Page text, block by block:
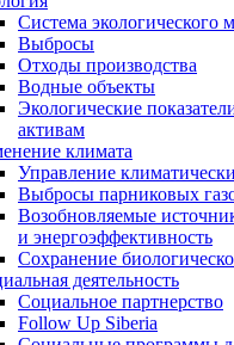
Система экологического
Выбросы
Отходы производства
Водные объекты
Экологические
активам
климата
Управление
Выбросы парниковых
Возобновляемые
и энергоэффективность
Сохранение
деятельность
Социальное партнерство
Follow Up Siberia